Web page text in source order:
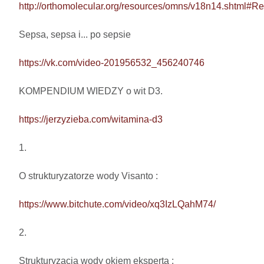
http://orthomolecular.org/resources/omns/
Sepsa, sepsa i... po sepsie
https://vk.com/video-201956532_456240746
KOMPENDIUM WIEDZY o wit D3.
https://jerzyzieba.com/witamina-d3
1.
O strukturyzatorze wody Visanto :
https://www.bitchute.com/video/xq3IzLQahM74/
2.
Strukturyzacja wody okiem eksperta :